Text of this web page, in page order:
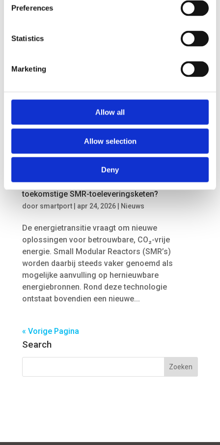
Preferences
Statistics
Marketing
Allow all
Allow selection
Deny
Digital Product Passports: Bouwen aan
Producten reizen van producenten via logistieke
dienstverleners, terminals en opslaglocaties de
hoeveelheid data die bedrijven genereren én
moeten vastleggen door Europese wet- en...
Kan de Rotterdamse haven een rol spelen in de
toekomstige SMR-toeleveringsketen?
door smartport| apr 24, 2026| Nieuws
De energietransitie vraagt om nieuwe
oplossingen voor betrouwbare, CO₂-vrije
energie. Small Modular Reactors (SMR’s)
worden daarbij steeds vaker genoemd als
mogelijke aanvulling op hernieuwbare
energiebronnen. Rond deze technologie
ontstaat bovendien een nieuwe...
« Vorige Pagina
Search